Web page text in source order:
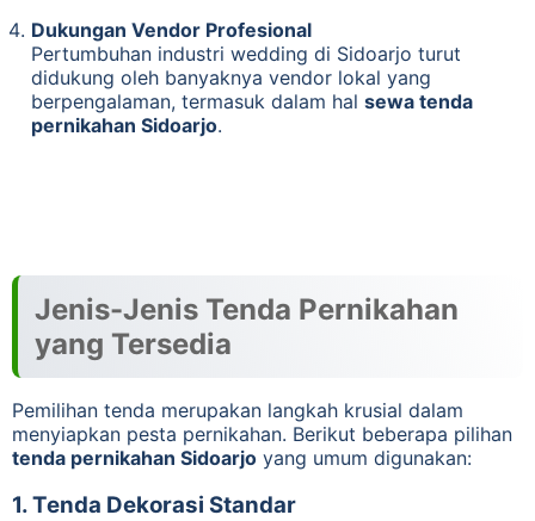
Dukungan Vendor Profesional
Pertumbuhan industri wedding di Sidoarjo turut
didukung oleh banyaknya vendor lokal yang
berpengalaman, termasuk dalam hal sewa tenda
pernikahan Sidoarjo.
Jenis-Jenis Tenda Pernikahan
yang Tersedia
Pemilihan tenda merupakan langkah krusial dalam
menyiapkan pesta pernikahan. Berikut beberapa pilihan
tenda pernikahan Sidoarjo yang umum digunakan:
1.Tenda Dekorasi Standar